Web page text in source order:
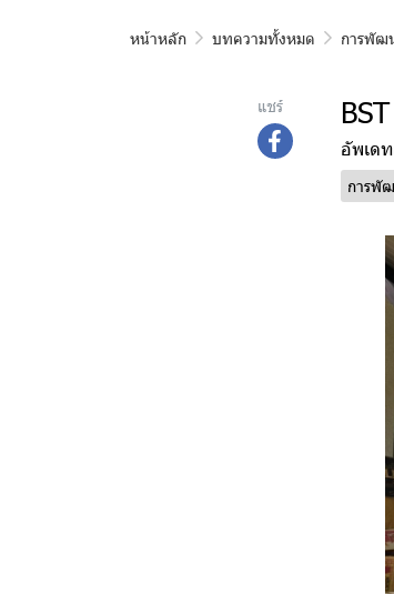
หน้าหลัก บทความทั้งหมด การพัฒ
แชร์
อัพเด
การพั